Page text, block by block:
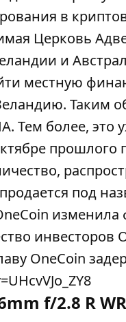
в
Церковь
и
местную
Таким
Тем более, это
прошлого
под
инвесторов
OneCoin
f/2.8 R